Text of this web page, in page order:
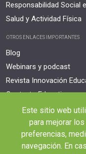
Responsabilidad Social
Salud y Actividad Física
OTROS ENLACES IMPORTANTES
Blog
Webinars y podcast
Revista Innovación
Contexto Educativo
Desistir contrato aquí
Tienes 14 días desde tu
reembolso completo.
Este sitio web
para mejorar
preferencias,
navegación. En